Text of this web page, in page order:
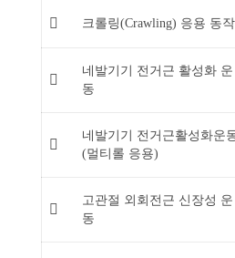
크롤링(Crawling) 응용 동
네발기기 전거근 활성화 운
동
네발기기 전거근활성화운
(멀티롤 응용)
고관절 외회전근 신장성 운
동